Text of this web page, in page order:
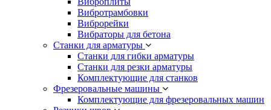
Вибротрамбовки
Виброрейки
Вибраторы для бетона
Станки для арматуры
Станки для гибки арматуры
Станки для резки арматуры
Комплектующие для станков
Фрезеровальные машины
Комплектующие для фрезеровальных машин